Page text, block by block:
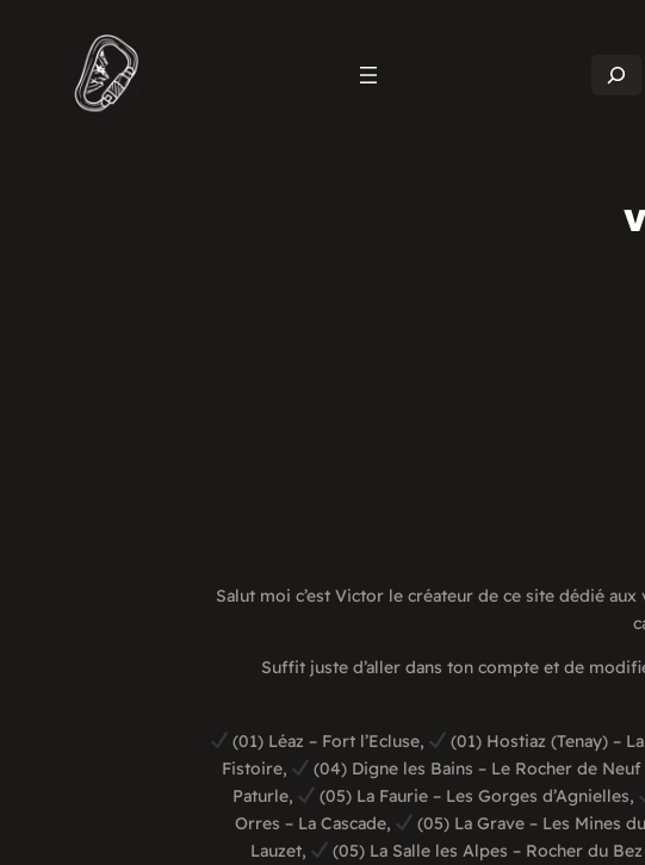
Salut moi c’est Victor le créateur de ce site dédié
Suffit juste d’aller dans ton compte et de
(01) Léaz – Fort l’Ecluse,
(01) Hostiaz (Tenay) –
Fistoire,
(04) Digne les Bains – Le Rocher de Neuf
Paturle,
(05) La Faurie – Les Gorges d’Agnielles,
Orres – La Cascade,
(05) La Grave – Les Mines
Lauzet,
(05) La Salle les Alpes – Rocher du